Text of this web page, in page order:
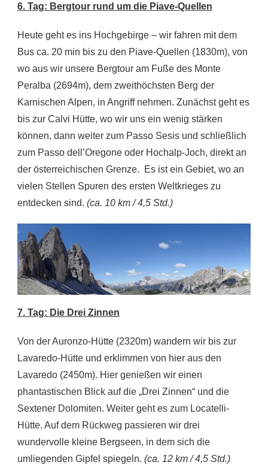
6. Tag: Bergtour rund um die Piave-Quellen
Heute geht es ins Hochgebirge – wir fahren mit dem
Bus ca. 20 min bis zu den Piave-Quellen (1830m), von
wo aus wir unsere Bergtour am Fuße des Monte
Peralba (2694m), dem zweithöchsten Berg der
Karnischen Alpen, in Angriff nehmen. Zunächst geht es
bis zur Calvi Hütte, wo wir uns ein wenig stärken
können, dann weiter zum Passo Sesis und schließlich
zum Passo dell’Oregone oder Hochalp-Joch, direkt an
der österreichischen Grenze. Es ist ein Gebiet, wo an
vielen Stellen Spuren des ersten Weltkrieges zu
entdecken sind. (ca. 10 km / 4,5 Std.)
7. Tag: Die Drei Zinnen
Von der Auronzo-Hütte (2320m) wandern wir bis zur
Lavaredo-Hütte und erklimmen von hier aus den
Lavaredo (2450m). Hier genießen wir einen
phantastischen Blick auf die „Drei Zinnen“ und die
Sextener Dolomiten. Weiter geht es zum Locatelli-
Hütte. Auf dem Rückweg passieren wir drei
wundervolle kleine Bergseen, in dem sich die
umliegenden Gipfel spiegeln. (ca. 12 km / 4,5 Std.)